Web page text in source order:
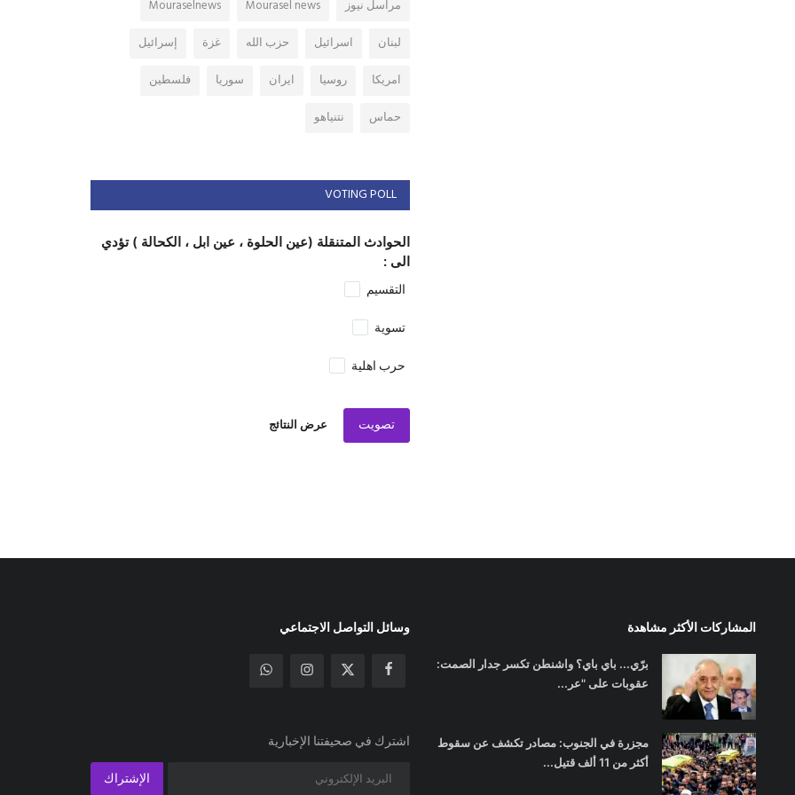
مراسل نيوز Mourasel news
Mouraselnews
لبنان
اسرائيل حزب الله غزة
إسرائيل
امريكا
روسيا ايران سوريا
فلسطين
حماس
نتنياهو
VOTING POLL
الحوادث المتنقلة (عين الحلوة ، عين ابل ، الكحالة ) تؤدي
الى :
التقسيم
تسوية
حرب اهلية
تصويت عرض النتائج
المشاركات الأكثر مشاهدة
برّي... باي باي؟ واشنطن تكسر جدار الصمت:
عقوبات على "عر...
مجزرة في الجنوب: مصادر تكشف عن سقوط
أكثر من 11 ألف قتيل...
وسائل التواصل الاجتماعي
اشترك في صحيفتنا الإخبارية
الإشتراك